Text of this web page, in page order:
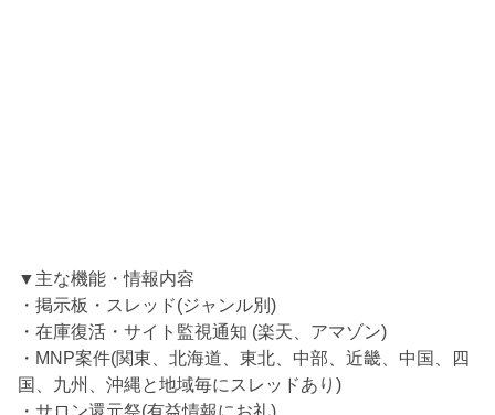
▼主な機能・情報内容
・掲示板・スレッド(ジャンル別)
・在庫復活・サイト監視通知 (楽天、アマゾン)
・MNP案件(関東、北海道、東北、中部、近畿、中国、四
国、九州、沖縄と地域毎にスレッドあり)
・サロン還元祭(有益情報にお礼)